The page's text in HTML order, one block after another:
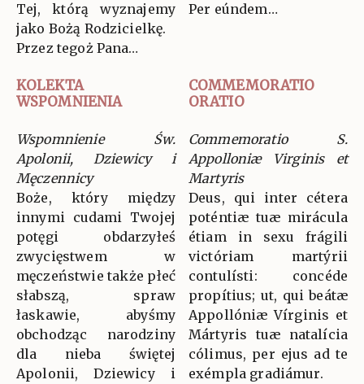
Tej, którą wyznajemy
jako Bożą Rodzicielkę.
Przez tegoż Pana…
Per eúndem…
KOLEKTA
WSPOMNIENIA
COMMEMORATIO
ORATIO
Wspomnienie Św.
Apolonii, Dziewicy i
Męczennicy
Boże, który między
innymi cudami Twojej
potęgi obdarzyłeś
zwycięstwem w
męczeństwie także płeć
słabszą, spraw
łaskawie, abyśmy
obchodząc narodziny
dla nieba świętej
Apolonii, Dziewicy i
Commemoratio S.
Appolloniæ Virginis et
Martyris
Deus, qui inter cétera
poténtiæ tuæ mirácula
étiam in sexu frágili
victóriam martýrii
contulísti: concéde
propítius; ut, qui beátæ
Appollóniæ Vírginis et
Mártyris tuæ natalícia
cólimus, per ejus ad te
exémpla gradiámur.